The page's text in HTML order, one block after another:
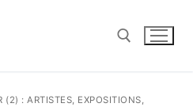
(2) : ARTISTES, EXPOSITIONS,